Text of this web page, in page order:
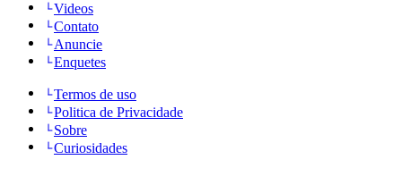
Videos
Contato
Anuncie
Enquetes
Termos de uso
Politica de Privacidade
Sobre
Curiosidades